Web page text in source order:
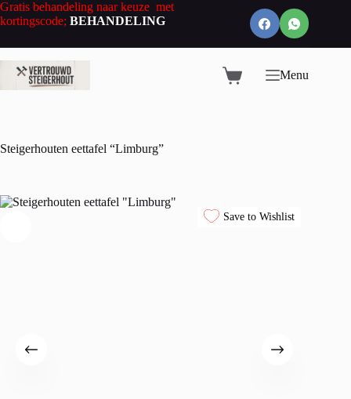
Ga
naar
inhoud
Gratis behandeling naar keuze met
kortingscode; BEHANDELING
WinkelwagenMenu
Steigerhouten eettafel “Limburg”
Save to Wishlist